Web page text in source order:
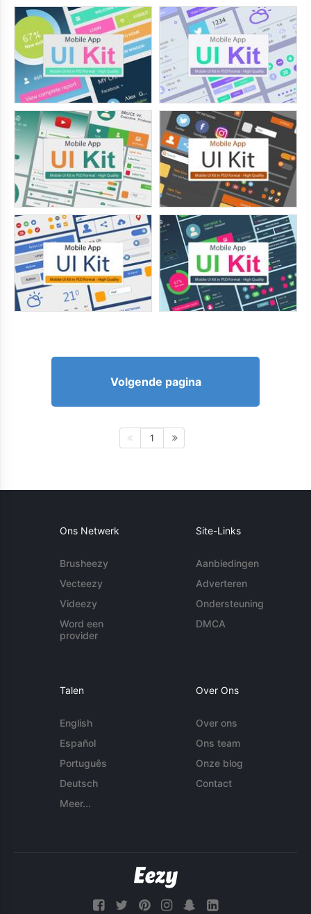
Volgende pagina
1
Ons Netwerk
Brusheezy
Vecteezy
Videezy
Word een
provider
Site-Links
Aanbiedingen
Adverteren
Ondersteuning
DMCA
Talen
English
Español
Português
Deutsch
Meer...
Over Ons
Over ons
Ons team
Onze blog
Contact